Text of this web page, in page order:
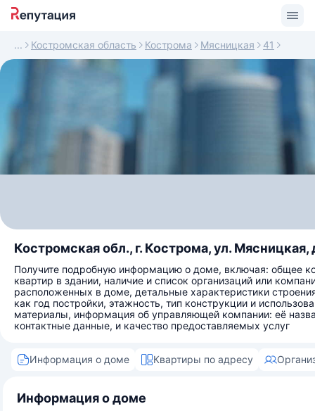
Костромская область Кострома Мясницкая 41
Костромская обл., г. Кострома, ул. Мясницкая,
Получите подробную информацию о доме, включая: общее
квартир в здании, наличие и список организаций или
расположенных в доме, детальные характеристики
как год постройки, этажность, тип конструкции и
материалы, информация об управляющей компании: её
контактные данные, и качество предоставляемых услуг
Информация о доме Квартиры по адресу
Информация о доме